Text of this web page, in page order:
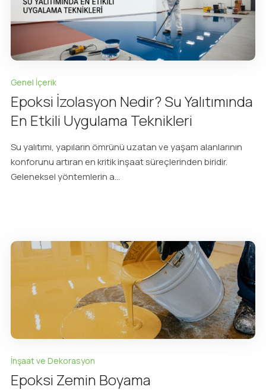
Genel İçerik
Epoksi İzolasyon Nedir? Su Yalıtımında
En Etkili Uygulama Teknikleri
Su yalıtımı, yapıların ömrünü uzatan ve yaşam alanlarının
konforunu artıran en kritik inşaat süreçlerinden biridir.
Geleneksel yöntemlerin a...
İnşaat ve Dekorasyon
Epoksi Zemin Boyama